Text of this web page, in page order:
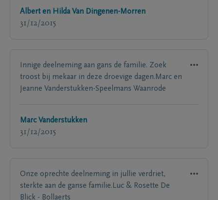
Albert en Hilda Van Dingenen-Morren
31/12/2015
Innige deelneming aan gans de familie. Zoek
troost bij mekaar in deze droevige dagen.Marc en
Jeanne Vanderstukken-Speelmans Waanrode
Marc Vanderstukken
31/12/2015
Onze oprechte deelneming in jullie verdriet,
sterkte aan de ganse familie.Luc & Rosette De
Blick - Bollaerts